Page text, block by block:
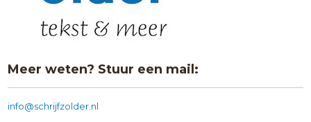
Meer weten? Stuur een mail:
info@schrijfzolder.nl